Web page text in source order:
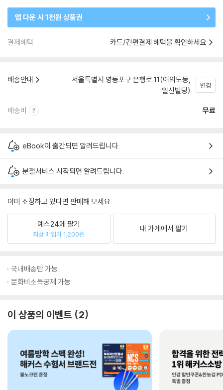
앱 다운 시 1천원 상품권
결제혜택 카드/간편결제 혜택을 확인하세요
배송안내
서울특별시 영등포구 은행로 11(여의도동,
일신빌딩)
변경
배송비 무료
eBook이 출간되면 알려드립니다.
분철서비스 시작되면 알려드립니다.
이미 소장하고 있다면 판매해 보세요.
예스24에 팔기
최상 매입가 1,200원
내 가게에서 팔기
국내배송만 가능
문화비소득공제 가능
이 상품의 이벤트 2